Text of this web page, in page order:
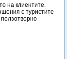
на клиентите.
с туристите